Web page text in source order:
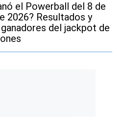
el Powerball del 8 de
2026? Resultados y
del jackpot de